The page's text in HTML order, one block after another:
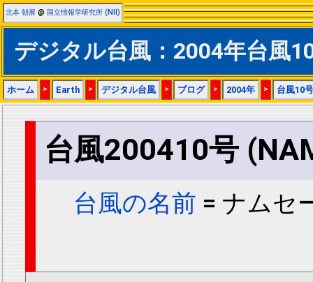
北本 朝展 @ 国立情報学研究所 (NII)
デジタル台風：2004年台風
ホーム > Earth > デジタル台風 > ブログ > 2004年 > 台風10号
台風200410号
台風の名前 = ナムセ